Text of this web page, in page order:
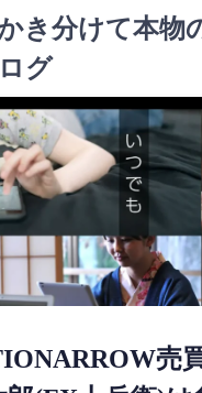
き分けて本物
グ
売